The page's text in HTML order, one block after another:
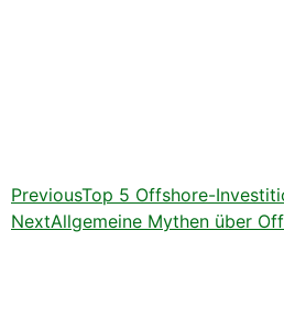
PreviousTop 5 Offshore-
NextAllgemeine Mythen über